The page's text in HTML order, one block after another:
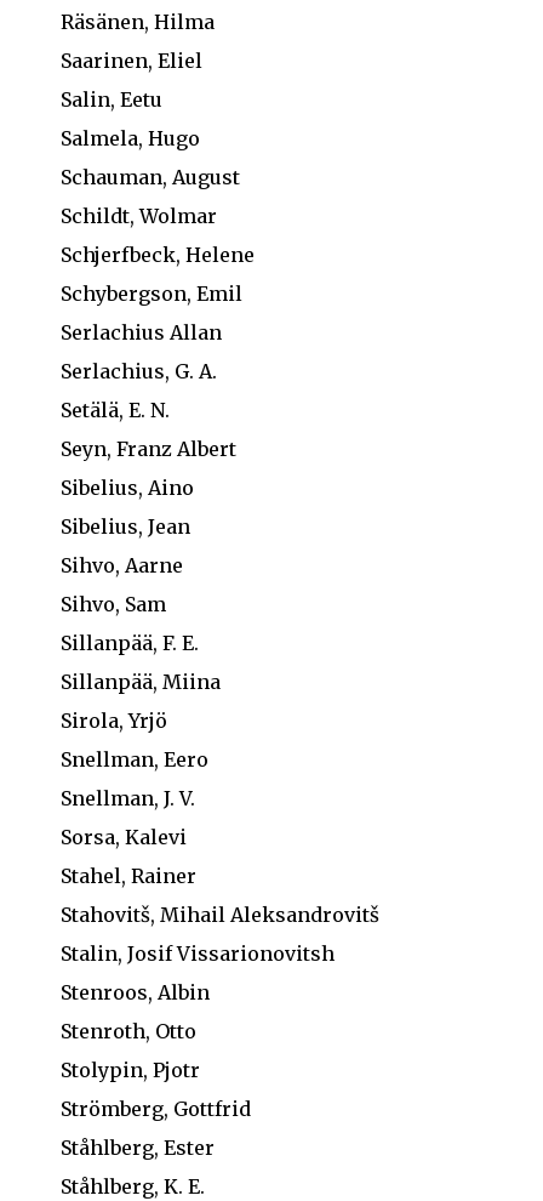
Räsänen, Hilma
Saarinen, Eliel
Salin, Eetu
Salmela, Hugo
Schauman, August
Schildt, Wolmar
Schjerfbeck, Helene
Schybergson, Emil
Serlachius Allan
Serlachius, G. A.
Setälä, E. N.
Seyn, Franz Albert
Sibelius, Aino
Sibelius, Jean
Sihvo, Aarne
Sihvo, Sam
Sillanpää, F. E.
Sillanpää, Miina
Sirola, Yrjö
Snellman, Eero
Snellman, J. V.
Sorsa, Kalevi
Stahel, Rainer
Stahovitš, Mihail Aleksandrovitš
Stalin, Josif Vissarionovitsh
Stenroos, Albin
Stenroth, Otto
Stolypin, Pjotr
Strömberg, Gottfrid
Ståhlberg, Ester
Ståhlberg, K. E.